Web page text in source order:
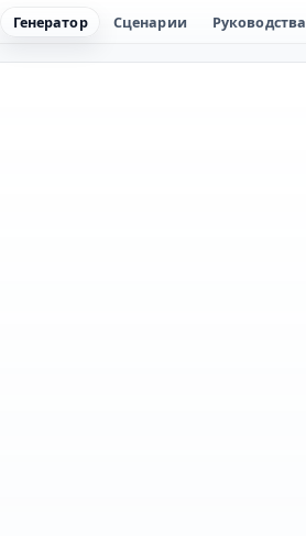
Генератор Сценарии Руководства